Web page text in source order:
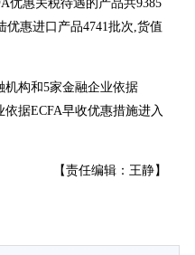
惠关税待遇的产品共9385
优惠进口产品4741批次,货值
构和5家金融企业依据
据ECFA早收优惠措施进入
【责任编辑：王静】